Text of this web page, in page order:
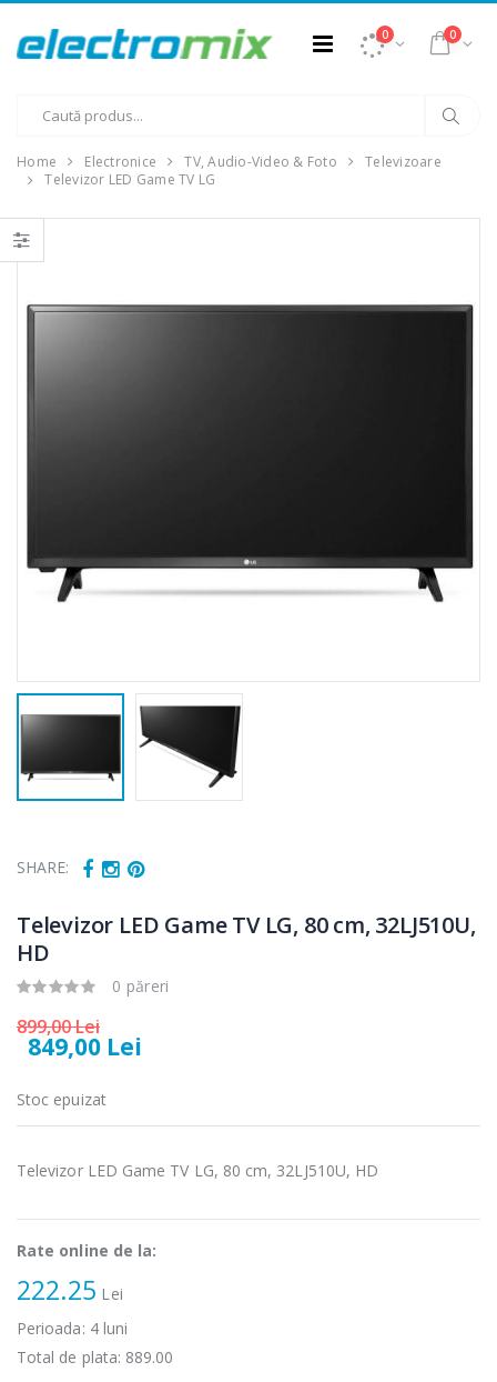
0 0
Home Electronice TV, Audio-Video & Foto
Televizoare
Televizor LED Game TV LG
SHARE:
Televizor LED Game TV LG, 80 cm, 32LJ510U,
HD
0 păreri
899,00 Lei
849,00 Lei
Stoc epuizat
Televizor LED Game TV LG, 80 cm, 32LJ510U, HD
Rate online de la:
222.25 Lei
Perioada: 4luni
Total de plata: 889.00
-25%
Fierbator
electric cu filtru
89,00 Lei
-21%
carne Bosch ...
549,00 Lei
-33%
Masina de tocat
carne
NobeLTek ...
199,00 Lei
139,00 Lei
-33%
bucatarie